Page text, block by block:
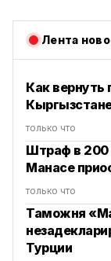
Лента
Как вернуть
только что
Штраф в 200
Манасе
только что
Таможня
Турции